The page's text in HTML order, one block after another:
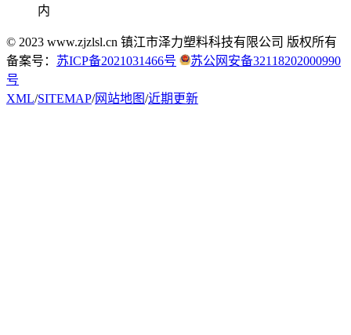
内
© 2023 www.zjzlsl.cn 镇江市泽力塑料科技有限公司 版权所有
备案号： 苏ICP备2021031466号
苏公网安备32118202000990
号
XML/SITEMAP/网站地图/近期更新